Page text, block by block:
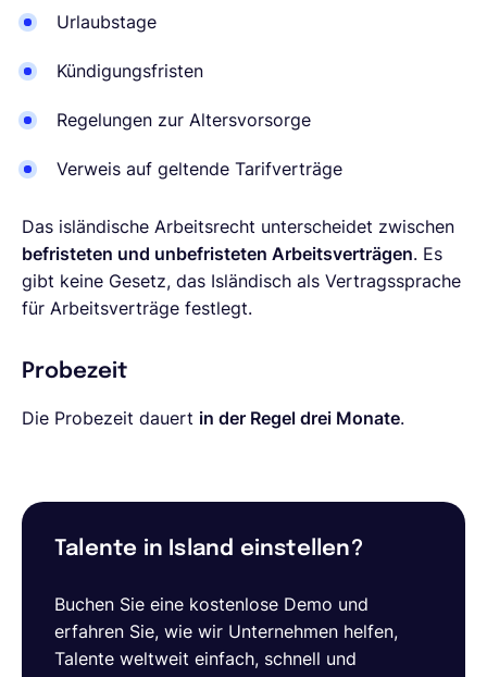
Urlaubstage
Kündigungsfristen
Regelungen zur Altersvorsorge
Verweis auf geltende Tarifverträge
Das isländische Arbeitsrecht unterscheidet zwischen
befristeten und unbefristeten Arbeitsverträgen. Es
gibt keine Gesetz, das Isländisch als Vertragssprache
für Arbeitsverträge festlegt.
Probezeit
Die Probezeit dauert in der Regel drei Monate.
Talente in Island einstellen?
Buchen Sie eine kostenlose Demo und
erfahren Sie, wie wir Unternehmen helfen,
Talente weltweit einfach, schnell und